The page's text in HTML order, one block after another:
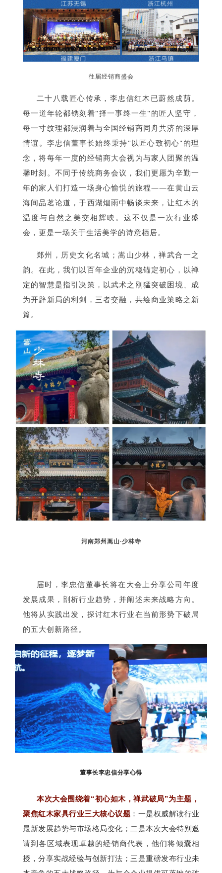
往届经销商盛会
二十八载匠心传承，李忠信红木已蔚然成荫。
每一道年轮都镌刻着"择一事终一生"的匠人坚守，
每一寸纹理都浸润着与全国经销商同舟共济的深厚
情谊。李忠信董事长始终秉持"以匠心致初心"的理
念，将每年一度的经销商大会视为与家人团聚的温
馨时刻。不同于传统商务会议，我们更愿为辛勤一
年的家人们打造一场身心愉悦的旅程——在黄山云
海间品茗论道，于西湖烟雨中畅谈未来，让红木的
温度与自然之美交相辉映。这不仅是一次行业盛
会，更是一场关于生活美学的诗意栖居。
郑州，历史文化名城；嵩山少林，禅武合一之
韵。在此，我们以百年企业的沉稳锚定初心，以禅
定的智慧是指引决策，以武术之刚猛突破困境、成
为开辟新局的利剑，三者交融，共绘商业策略之新
篇。
河南郑州嵩山·少林寺
届时，李忠信董事长将在大会上分享公司年度
发展成果，剖析行业趋势，并阐述未来战略方向。
他将从实践出发，探讨红木行业在当前形势下破局
的五大创新路径。
董事长李忠信分享心得
本次大会围绕着“初心如木，禅武破局”为主题，
聚焦红木家具行业三大核心议题 ：一是权威解读行业
最新发展趋势与市场格局变化；二是本次大会特别邀
请到各区域表现卓越的经销商代表，他们将倾囊相
授，分享实战经验与创新打法；三是重磅发布行业未